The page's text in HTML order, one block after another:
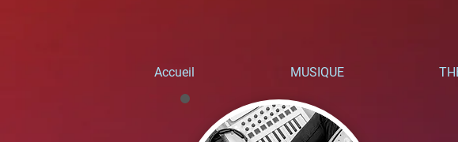
Accueil MUSIQUE